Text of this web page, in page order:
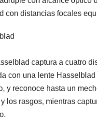
con distancias focales
captura a cuatro
con una lente
y reconoce hasta un
los rasgos, mientras